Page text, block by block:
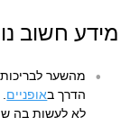
מידע חשוב
הדרך באופניים
לא לעשות בה